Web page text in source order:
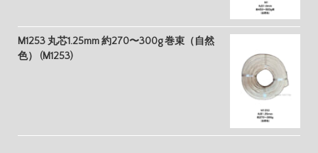
M1253 丸芯1.25mm 約270〜300g 巻束（自然
色） (M1253)